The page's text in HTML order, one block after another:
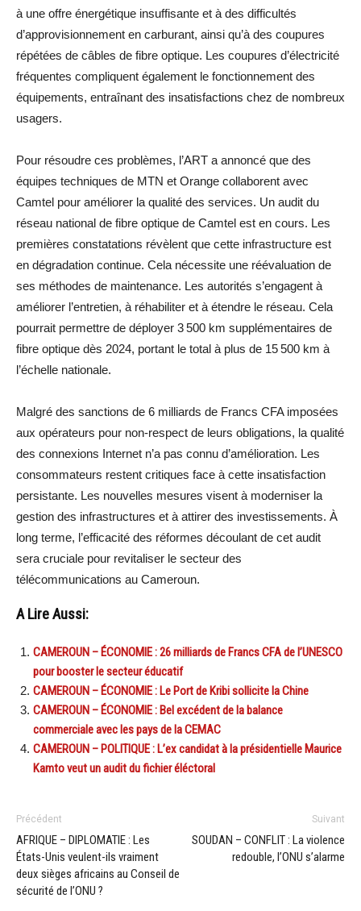
à une offre énergétique insuffisante et à des difficultés
d’approvisionnement en carburant, ainsi qu’à des coupures
répétées de câbles de fibre optique. Les coupures d’électricité
fréquentes compliquent également le fonctionnement des
équipements, entraînant des insatisfactions chez de nombreux
usagers.
Pour résoudre ces problèmes, l’ART a annoncé que des
équipes techniques de MTN et Orange collaborent avec
Camtel pour améliorer la qualité des services. Un audit du
réseau national de fibre optique de Camtel est en cours. Les
premières constatations révèlent que cette infrastructure est
en dégradation continue. Cela nécessite une réévaluation de
ses méthodes de maintenance. Les autorités s’engagent à
améliorer l’entretien, à réhabiliter et à étendre le réseau. Cela
pourrait permettre de déployer 3 500 km supplémentaires de
fibre optique dès 2024, portant le total à plus de 15 500 km à
l’échelle nationale.
Malgré des sanctions de 6 milliards de Francs CFA imposées
aux opérateurs pour non-respect de leurs obligations, la qualité
des connexions Internet n’a pas connu d’amélioration. Les
consommateurs restent critiques face à cette insatisfaction
persistante. Les nouvelles mesures visent à moderniser la
gestion des infrastructures et à attirer des investissements. À
long terme, l’efficacité des réformes découlant de cet audit
sera cruciale pour revitaliser le secteur des
télécommunications au Cameroun.
A Lire Aussi:
CAMEROUN – ÉCONOMIE : 26 milliards de Francs CFA de l’UNESCO
pour booster le secteur éducatif
CAMEROUN – ÉCONOMIE : Le Port de Kribi sollicite la Chine
CAMEROUN – ÉCONOMIE : Bel excédent de la balance
commerciale avec les pays de la CEMAC
CAMEROUN – POLITIQUE : L’ex candidat à la présidentielle Maurice
Kamto veut un audit du fichier éléctoral
Précédent
AFRIQUE – DIPLOMATIE : Les
États-Unis veulent-ils vraiment
deux sièges africains au Conseil de
sécurité de l’ONU ?
Suivant
SOUDAN – CONFLIT : La violence
redouble, l’ONU s’alarme